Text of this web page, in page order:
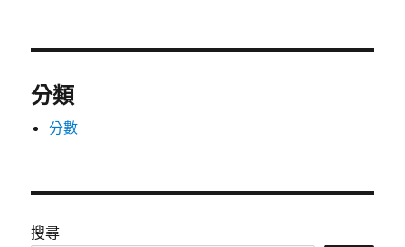
分類
分數
搜尋